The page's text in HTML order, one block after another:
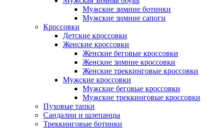
Мужские зимние ботинки
Мужские зимние сапоги
Кроссовки
Детские кроссовки
Женские кроссовки
Женские беговые кроссовки
Женские зимние кроссовки
Женские треккинговые кроссовки
Мужские кроссовки
Мужские беговые кроссовки
Мужские треккинговые кроссовки
Пуховые тапки
Сандалии и шлепанцы
Треккинговые ботинки